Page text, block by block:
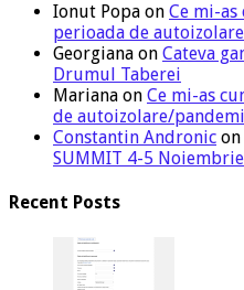
Ionut Popa on Ce mi-
perioada de
Georgiana on Cateva
Drumul Taberei
Mariana on Ce mi-as
de autoizolare/
Constantin Andronic on
SUMMIT 4-5 Noiembrie
Recent Posts